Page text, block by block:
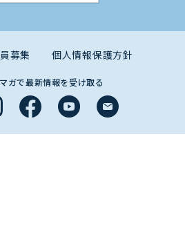
募集 個人情報保護方針
ガで最新情報を受け取る